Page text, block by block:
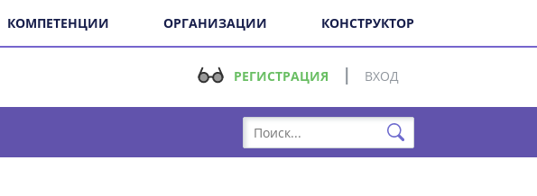
КОМПЕТЕНЦИИ ОРГАНИЗАЦИИ КОНСТРУКТОР
РЕГИСТРАЦИЯ ВХОД